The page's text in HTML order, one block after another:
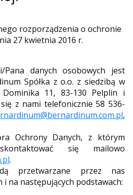
rozporządzenia o ochronie
27 kwietnia 2016 r.
Pana danych osobowych jest
Spółka z o.o. z siedzibą w
11, 83-130 Pelplin i
z nami telefonicznie 58 536-
,
Ochrony Danych, z którym
się mailowo
.
przetwarzane przez nas
i na następujących podstawach: